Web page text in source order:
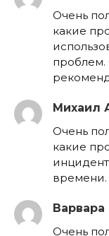
Очень
какие
проблем.
Михаил
Очень
какие
времени.
Очень